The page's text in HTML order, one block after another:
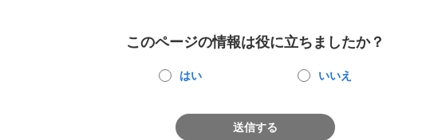
このページの情報は役に立ちましたか？
はい いいえ
送信する